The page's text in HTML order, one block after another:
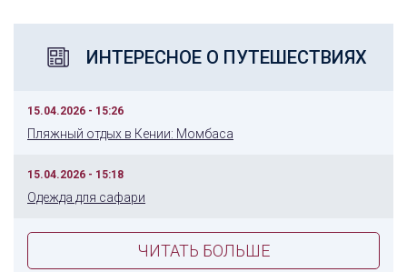
ИНТЕРЕСНОЕ О ПУТЕШЕСТВИЯХ
15.04.2026 - 15:26
Пляжный отдых в Кении: Момбаса
15.04.2026 - 15:18
Одежда для сафари
ЧИТАТЬ БОЛЬШЕ